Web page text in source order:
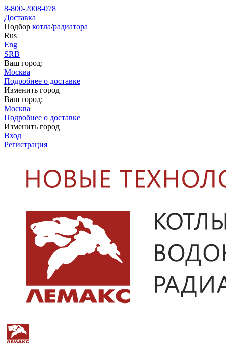
8-800-2008-078
Доставка
Подбор котла/радиатора
Rus
Eng
SRB
Ваш город:
Москва
Подробнее о доставке
Изменить город
Ваш город:
Москва
Подробнее о доставке
Изменить город
Вход
Регистрация